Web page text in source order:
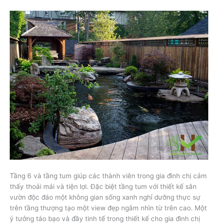
Tầng 6 và tầng tum giúp các thành viên trong gia đình chị cảm
thấy thoải mái và tiện lợi. Đặc biệt tầng tum với thiết kế sân
vườn độc đáo một không gian sống xanh nghỉ dưỡng thực sự
trên tầng thượng tạo một view đẹp ngắm nhìn từ trên cao. Một
ý tưởng táo bạo và đầy tinh tế trong thiết kế cho gia đình chị